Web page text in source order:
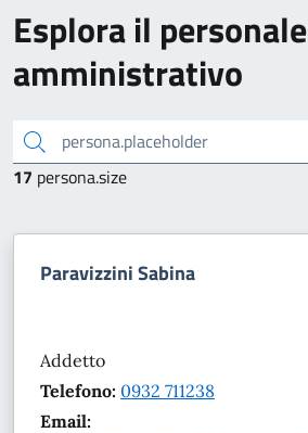
Esplora il personale
amministrativo
persona.placeholder
17 persona.size
Paravizzini Sabina
Addetto
Telefono: 0932 711238
Email: